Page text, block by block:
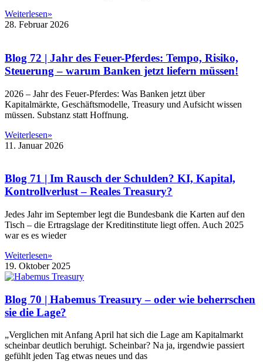
Weiterlesen»
28. Februar 2026
Blog 72 | Jahr des Feuer-Pferdes: Tempo, Risiko,
Steuerung – warum Banken jetzt liefern müssen!
2026 – Jahr des Feuer-Pferdes: Was Banken jetzt über
Kapitalmärkte, Geschäftsmodelle, Treasury und Aufsicht wissen
müssen. Substanz statt Hoffnung.
Weiterlesen»
11. Januar 2026
Blog 71 | Im Rausch der Schulden? KI, Kapital,
Kontrollverlust – Reales Treasury?
Jedes Jahr im September legt die Bundesbank die Karten auf den
Tisch – die Ertragslage der Kreditinstitute liegt offen. Auch 2025
war es es wieder
Weiterlesen»
19. Oktober 2025
Blog 70 | Habemus Treasury – oder wie beherrschen
sie die Lage?
„Verglichen mit Anfang April hat sich die Lage am Kapitalmarkt
scheinbar deutlich beruhigt. Scheinbar? Na ja, irgendwie passiert
gefühlt jeden Tag etwas neues und das